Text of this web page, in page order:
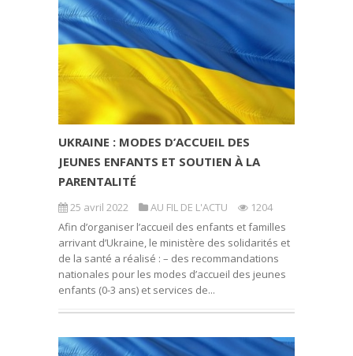
UKRAINE : MODES D’ACCUEIL DES
JEUNES ENFANTS ET SOUTIEN À LA
PARENTALITÉ
25 avril 2022 AU FIL DE L'ACTU
1204
Afin d’organiser l’accueil des enfants et familles
arrivant d’Ukraine, le ministère des solidarités et
de la santé a réalisé : – des recommandations
nationales pour les modes d’accueil des jeunes
enfants (0-3 ans) et services de...